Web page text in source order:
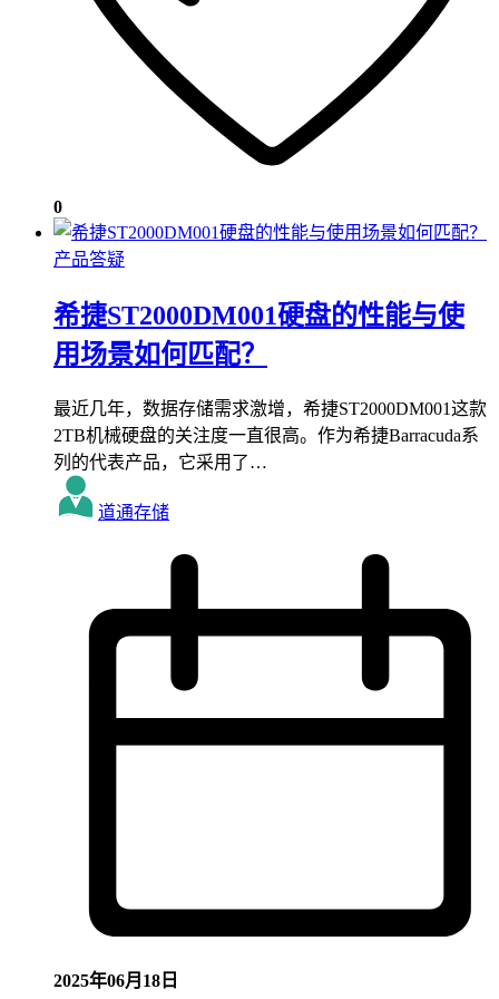
0
产品答疑
希捷ST2000DM001硬盘的性能与使
用场景如何匹配？
最近几年，数据存储需求激增，希捷ST2000DM001这款
2TB机械硬盘的关注度一直很高。作为希捷Barracuda系
列的代表产品，它采用了…
道通存储
2025年06月18日